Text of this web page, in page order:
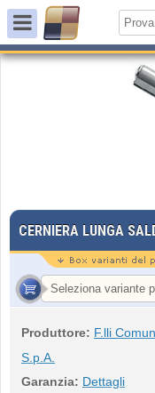
CERNIERA LUNGA
Produttore: F.lli
S.p.A.
Garanzia: Dettagli